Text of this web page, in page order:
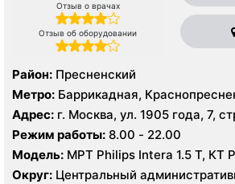
Отзыв о врачах
Отзыв об оборудовании
Район: Пресненский
Метро: Баррикадная,
года
Адрес: г. Москва, ул. 1905 года, 7,
Режим работы: 8.00 - 22.00
Модель: МРТ Philips Intera 1.5 T, КТ
среза, УЗИ
Округ: Центральный